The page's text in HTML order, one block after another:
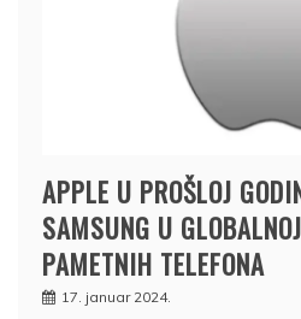
APPLE U PROŠLOJ
SAMSUNG U
PAMETNIH TELEFONA
17. januar 2024.